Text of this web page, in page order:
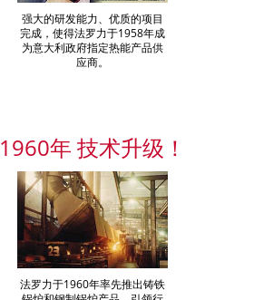
强大的研发能力、优质的项目
完成，使得法罗力于1958年成
为意大利政府指定热能产品供
应商。
1960年 技术升级！
法罗力于1960年率先推出铸铁